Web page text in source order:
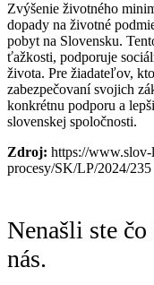
Zvýšenie životného
dopady na životné
pobyt na Slovensku.
ťažkosti, podporuje
života. Pre žiadateľov,
zabezpečovaní svojich
konkrétnu podporu a
slovenskej spoločnosti.
Zdroj: https://
procesy/SK/LP/2024/235
Nenašli ste
nás.